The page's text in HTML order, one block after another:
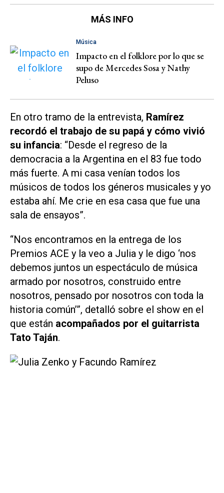
MÁS INFO
Música
Impacto en el folklore por lo que se
supo de Mercedes Sosa y Nathy
Peluso
En otro tramo de la entrevista, Ramírez
recordó el trabajo de su papá y cómo vivió
su infancia: “Desde el regreso de la
democracia a la Argentina en el 83 fue todo
más fuerte. A mi casa venían todos los
músicos de todos los géneros musicales y yo
estaba ahí. Me crie en esa casa que fue una
sala de ensayos”.
“Nos encontramos en la entrega de los
Premios ACE y la veo a Julia y le digo ‘nos
debemos juntos un espectáculo de música
armado por nosotros, construido entre
nosotros, pensado por nosotros con toda la
historia común’”, detalló sobre el show en el
que están acompañados por el guitarrista
Tato Taján.